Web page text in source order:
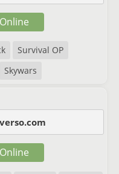
Survival OP
Skywars
Online
Online